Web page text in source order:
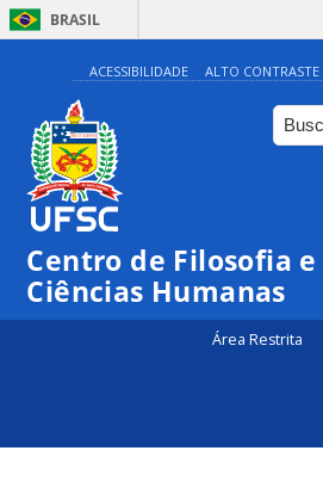
BRASIL
ACESSIBILIDADE ALTO CONTRASTE
Centro de Filosofia e
Ciências Humanas
Área Restrita